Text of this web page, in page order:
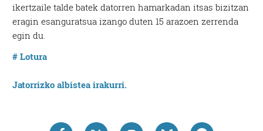
ikertzaile talde batek datorren hamarkadan itsas bizitzan
eragin esanguratsua izango duten 15 arazoen zerrenda
egin du.
# Lotura
Jatorrizko albistea irakurri.